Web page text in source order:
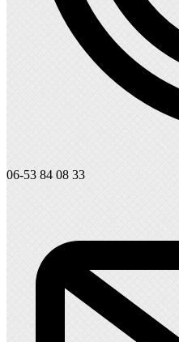
06-53 84 08 33